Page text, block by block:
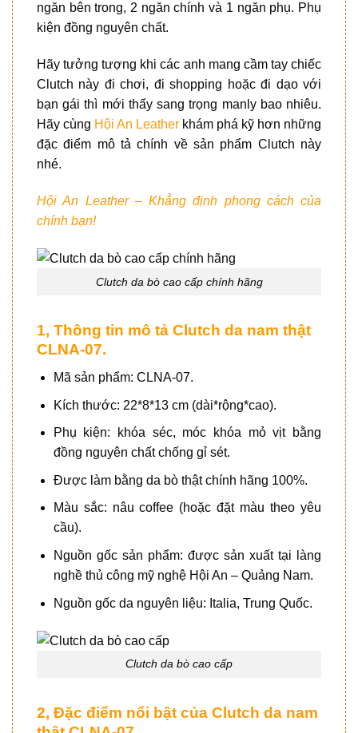
ngăn bên trong, 2 ngăn chính và 1 ngăn phụ. Phụ
kiện đồng nguyên chất.
Hãy tưởng tượng khi các anh mang cầm tay chiếc
Clutch này đi chơi, đi shopping hoặc đi dạo với
bạn gái thì mới thấy sang trọng manly bao nhiêu.
Hãy cùng Hội An Leather khám phá kỹ hơn những
đặc điểm mô tả chính về sản phẩm Clutch này
nhé.
Hội An Leather – Khẳng định phong cách của
chính bạn!
Clutch da bò cao cấp chính hãng
1, Thông tin mô tả Clutch da nam thật
CLNA-07.
Mã sản phẩm: CLNA-07.
Kích thước: 22*8*13 cm (dài*rộng*cao).
Phụ kiện: khóa séc, móc khóa mỏ vịt bằng
đồng nguyên chất chống gỉ sét.
Được làm bằng da bò thật chính hãng 100%.
Màu sắc: nâu coffee (hoặc đặt màu theo yêu
cầu).
Nguồn gốc sản phẩm: được sản xuất tại làng
nghề thủ công mỹ nghệ Hội An – Quảng Nam.
Nguồn gốc da nguyên liệu: Italia, Trung Quốc.
Clutch da bò cao cấp
2, Đặc điểm nổi bật của Clutch da nam